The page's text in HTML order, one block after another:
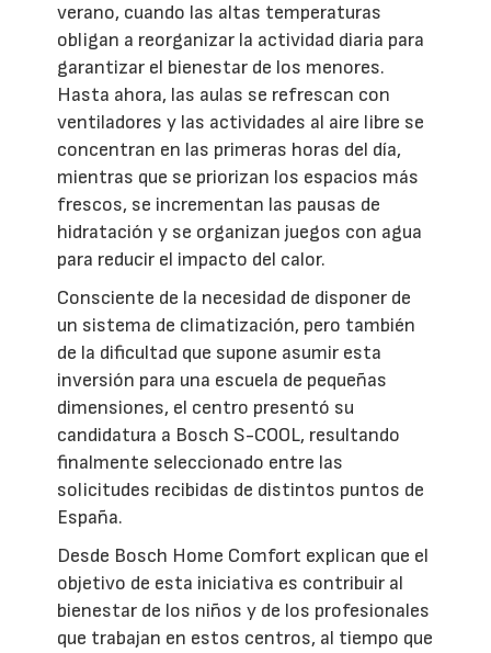
verano, cuando las altas temperaturas
obligan a reorganizar la actividad diaria para
garantizar el bienestar de los menores.
Hasta ahora, las aulas se refrescan con
ventiladores y las actividades al aire libre se
concentran en las primeras horas del día,
mientras que se priorizan los espacios más
frescos, se incrementan las pausas de
hidratación y se organizan juegos con agua
para reducir el impacto del calor.
Consciente de la necesidad de disponer de
un sistema de climatización, pero también
de la dificultad que supone asumir esta
inversión para una escuela de pequeñas
dimensiones, el centro presentó su
candidatura a Bosch S-COOL, resultando
finalmente seleccionado entre las
solicitudes recibidas de distintos puntos de
España.
Desde Bosch Home Comfort explican que el
objetivo de esta iniciativa es contribuir al
bienestar de los niños y de los profesionales
que trabajan en estos centros, al tiempo que